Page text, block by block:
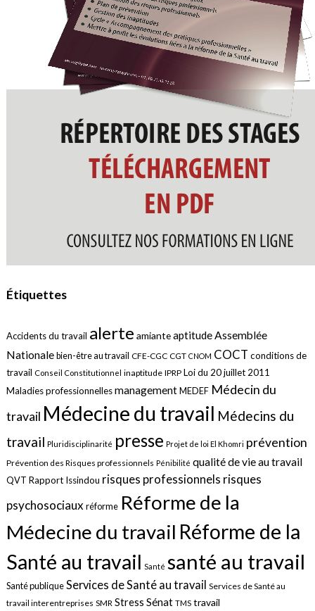
Étiquettes
Accidents du travail alerte amianteaptitudeAssemblée
Nationale bien-être au travail CFE-CGC CGT CNOM COCT conditions de
travail Conseil Constitutionnel inaptitude IPRP Loi du 20 juillet 2011
Maladies professionnellesmanagement MEDEF Médecin du
travail Médecine du travail Médecins du
travail Pluridisciplinarité presse Projet de loi El Khomri prévention
Prévention des Risques professionnels Pénibilité qualité de vie au travail
QVT Rapport Issindou risques professionnels risques
psychosociauxréforme Réforme de la
Médecine du travail Réforme de la
Santé au travail Santé santé au travail
Santé publiqueServices de Santé au travail Services de Santé au
travail interentreprises SMR Stress Sénat TMS travail